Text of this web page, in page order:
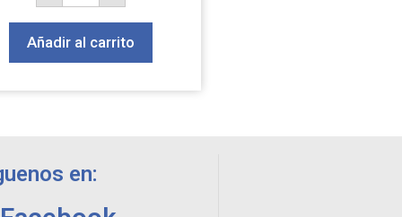
Añadir al carrito
en: